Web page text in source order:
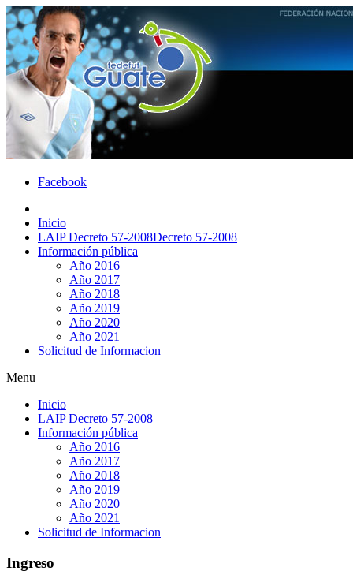
Facebook
Inicio
LAIP Decreto 57-2008Decreto 57-2008
Información pública
Año 2016
Año 2017
Año 2018
Año 2019
Año 2020
Año 2021
Solicitud de Informacion
Menu
Inicio
LAIP Decreto 57-2008
Información pública
Año 2016
Año 2017
Año 2018
Año 2019
Año 2020
Año 2021
Solicitud de Informacion
Ingreso